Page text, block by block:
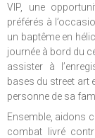
VIP, une
préférés à
un baptême en
journée à bord du
assister à
bases du street art
personne de sa
Ensemble, aidons
combat livré